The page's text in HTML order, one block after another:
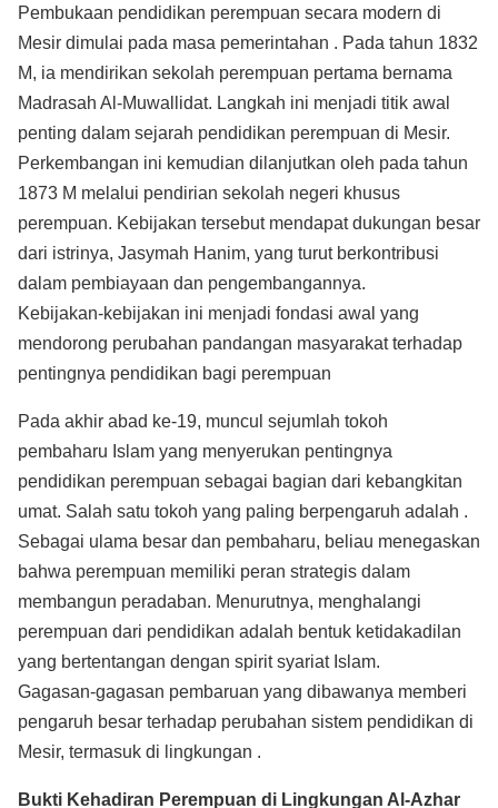
Pembukaan pendidikan perempuan secara modern di
Mesir dimulai pada masa pemerintahan . Pada tahun 1832
M, ia mendirikan sekolah perempuan pertama bernama
Madrasah Al-Muwallidat. Langkah ini menjadi titik awal
penting dalam sejarah pendidikan perempuan di Mesir.
Perkembangan ini kemudian dilanjutkan oleh pada tahun
1873 M melalui pendirian sekolah negeri khusus
perempuan. Kebijakan tersebut mendapat dukungan besar
dari istrinya, Jasymah Hanim, yang turut berkontribusi
dalam pembiayaan dan pengembangannya.
Kebijakan-kebijakan ini menjadi fondasi awal yang
mendorong perubahan pandangan masyarakat terhadap
pentingnya pendidikan bagi perempuan
Pada akhir abad ke-19, muncul sejumlah tokoh
pembaharu Islam yang menyerukan pentingnya
pendidikan perempuan sebagai bagian dari kebangkitan
umat. Salah satu tokoh yang paling berpengaruh adalah .
Sebagai ulama besar dan pembaharu, beliau menegaskan
bahwa perempuan memiliki peran strategis dalam
membangun peradaban. Menurutnya, menghalangi
perempuan dari pendidikan adalah bentuk ketidakadilan
yang bertentangan dengan spirit syariat Islam.
Gagasan-gagasan pembaruan yang dibawanya memberi
pengaruh besar terhadap perubahan sistem pendidikan di
Mesir, termasuk di lingkungan .
Bukti Kehadiran Perempuan di Lingkungan Al-Azhar